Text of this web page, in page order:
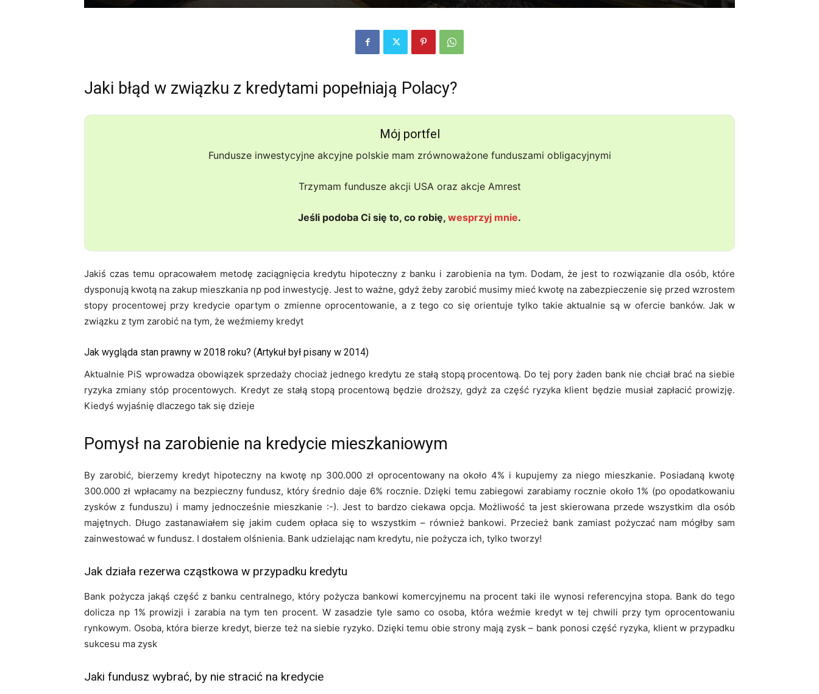
Jaki błąd w związku z kredytami popełniają Polacy?
Mój portfel
Fundusze inwestycyjne akcyjne polskie mam zrównoważone funduszami obligacyjnymi
Trzymam fundusze akcji USA oraz akcje Amrest
Jeśli podoba Ci się to, co robię, wesprzyj mnie.
Jakiś czas temu opracowałem metodę zaciągnięcia kredytu hipoteczny z banku i zarobienia na tym. Dodam, że jest to rozwiązanie dla osób, które
dysponują kwotą na zakup mieszkania np pod inwestycję. Jest to ważne, gdyż żeby zarobić musimy mieć kwotę na zabezpieczenie się przed wzrostem
stopy procentowej przy kredycie opartym o zmienne oprocentowanie, a z tego co się orientuje tylko takie aktualnie są w ofercie banków. Jak w
związku z tym zarobić na tym, że weźmiemy kredyt
Jak wygląda stan prawny w 2018 roku? (Artykuł był pisany w 2014)
Aktualnie PiS wprowadza obowiązek sprzedaży chociaż jednego kredytu ze stałą stopą procentową. Do tej pory żaden bank nie chciał brać na siebie
ryzyka zmiany stóp procentowych. Kredyt ze stałą stopą procentową będzie droższy, gdyż za część ryzyka klient będzie musiał zapłacić prowizję.
Kiedyś wyjaśnię dlaczego tak się dzieje
Pomysł na zarobienie na kredycie mieszkaniowym
By zarobić, bierzemy kredyt hipoteczny na kwotę np 300.000 zł oprocentowany na około 4% i kupujemy za niego mieszkanie. Posiadaną kwotę
300.000 zł wpłacamy na bezpieczny fundusz, który średnio daje 6% rocznie. Dzięki temu zabiegowi zarabiamy rocznie około 1% (po opodatkowaniu
zysków z funduszu) i mamy jednocześnie mieszkanie :-). Jest to bardzo ciekawa opcja. Możliwość ta jest skierowana przede wszystkim dla osób
majętnych. Długo zastanawiałem się jakim cudem opłaca się to wszystkim – również bankowi. Przecież bank zamiast pożyczać nam mógłby sam
zainwestować w fundusz. I dostałem olśnienia. Bank udzielając nam kredytu, nie pożycza ich, tylko tworzy!
Jak działa rezerwa cząstkowa w przypadku kredytu
Bank pożycza jakąś część z banku centralnego, który pożycza bankowi komercyjnemu na procent taki ile wynosi referencyjna stopa. Bank do tego
dolicza np 1% prowizji i zarabia na tym ten procent. W zasadzie tyle samo co osoba, która weźmie kredyt w tej chwili przy tym oprocentowaniu
rynkowym. Osoba, która bierze kredyt, bierze też na siebie ryzyko. Dzięki temu obie strony mają zysk – bank ponosi część ryzyka, klient w przypadku
sukcesu ma zysk
Jaki fundusz wybrać, by nie stracić na kredycie